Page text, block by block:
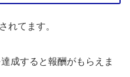
れてます。
成すると報酬がもらえま